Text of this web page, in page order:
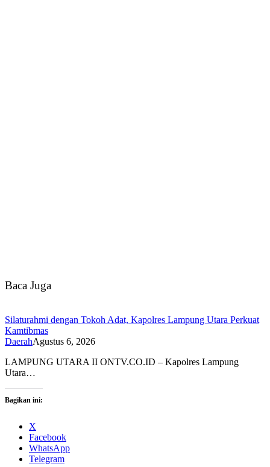
Baca Juga
Silaturahmi dengan Tokoh Adat, Kapolres Lampung Utara Perkuat
Kamtibmas
DaerahAgustus 6, 2026
LAMPUNG UTARA II ONTV.CO.ID – Kapolres Lampung
Utara…
Bagikan ini:
X
Facebook
WhatsApp
Telegram